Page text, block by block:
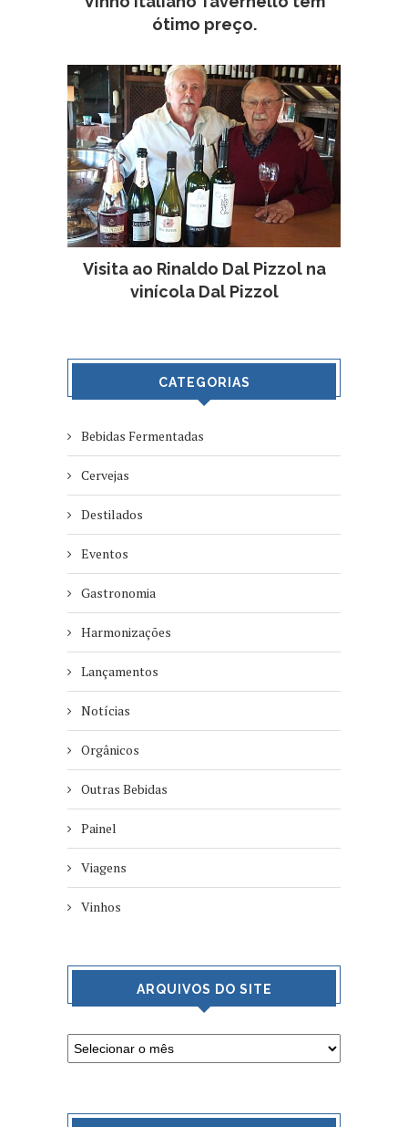
ótimo preço.
Visita ao Rinaldo Dal Pizzol na
vinícola Dal Pizzol
CATEGORIAS
Bebidas Fermentadas
Cervejas
Destilados
Eventos
Gastronomia
Harmonizações
Lançamentos
Notícias
Orgânicos
Outras Bebidas
Painel
Viagens
Vinhos
ARQUIVOS DO SITE